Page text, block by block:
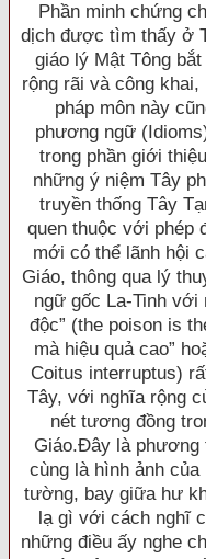
Phần minh chứng
dịch được tìm thấy ở
giáo lý Mật Tông
rộng rãi và công
pháp môn này
phương ngữ
trong phần giới
những ý niệm Tây
truyền thống Tây
quen thuộc với phép
mới có thể lãnh hội
Giáo, thông qua lý
ngữ gốc La-Tinh
độc” (the poison is
mà hiệu quả cao”
Coitus interruptus)
Tây, với nghĩa rộng
nét tương đồng
Giáo.Ðây là phương
cùng là hình ảnh
tường, bay giữa hư
lạ gì với cách nghĩ
những điều ấy nghe